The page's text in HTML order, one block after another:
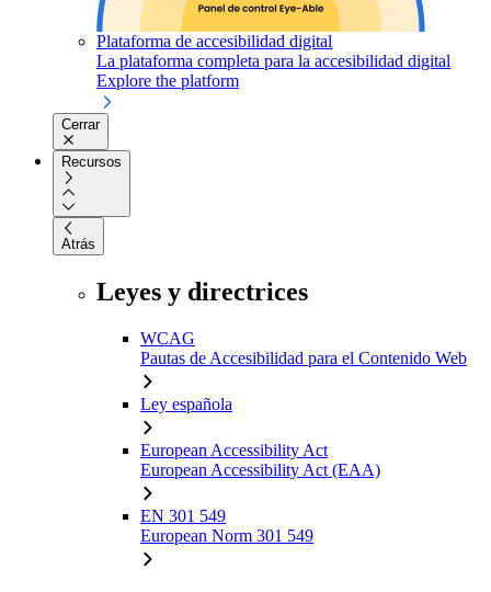
Plataforma de accesibilidad digital
La plataforma completa para la accesibilidad digital
Explore the platform
Cerrar
Recursos
Atrás
Leyes y directrices
WCAG
Pautas de Accesibilidad para el Contenido Web
Ley española
European Accessibility Act
European Accessibility Act (EAA)
EN 301 549
European Norm 301 549